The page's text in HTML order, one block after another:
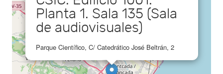
Planta 1. Sala 135 (Sala
de audiovisuales)
Parque Científico, C/ Catedrático José Beltrán, 2